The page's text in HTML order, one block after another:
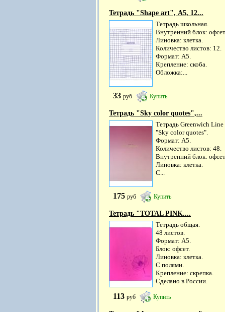
Тетрадь "Shape art", А5, 12...
Тетрадь школьная.
Внутренний блок:
Линовка: клетка.
Количество листов: 12.
Формат: А5.
Крепление: скоба.
Обложка:...
33 руб Купить
Тетрадь "Sky color quotes",...
Тетрадь Greenwich Line
"Sky color quotes".
Формат: А5.
Количество листов: 48.
Внутренний блок:
Линовка: клетка.
С...
175 руб Купить
Тетрадь "TOTAL PINK....
Тетрадь общая.
48 листов.
Формат: А5.
Блок: офсет.
Линовка: клетка.
С полями.
Крепление: скрепка.
Сделано в России.
113 руб Купить